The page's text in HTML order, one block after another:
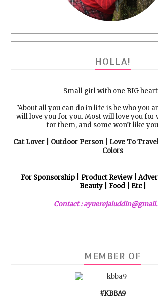
HOLLA!
Small girl with one BIG
"About all you can do in life is be who you
will love you for you. Most will love you for
for them, and some won’t like
Cat Lover | Outdoor Person | Love To
Colors
For Sponsorship | Product Review |
Beauty | Food | Etc |
Contact :
MEMBER OF
#KBBA9